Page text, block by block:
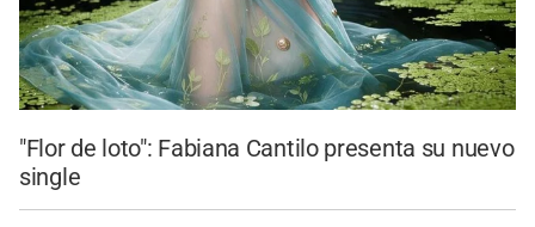
"Flor de loto": Fabiana Cantilo presenta su nuevo
single